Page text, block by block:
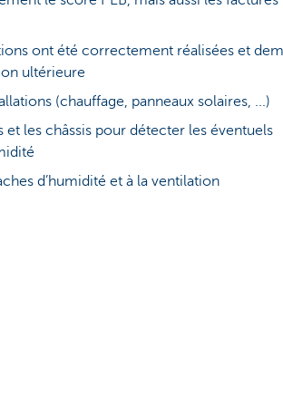
ont été correctement réalisées et
ultérieure
(chauffage, panneaux solaires, ...)
et les châssis pour détecter les éventuels
d’humidité et à la ventilation